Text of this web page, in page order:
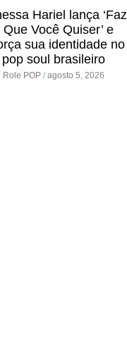
Hariel lança ‘Faz
Que Você Quiser’ e
sua identidade no
pop soul brasileiro
Role POP agosto 5, 2026